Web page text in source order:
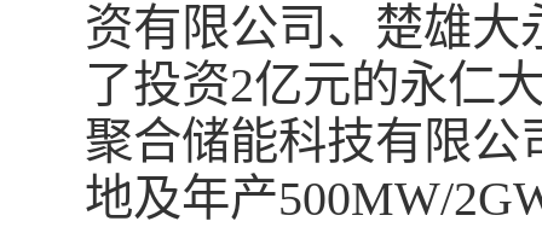
资有限公司、楚雄
了投资2亿元的永仁
聚合储能科技有限公
地及年产500MW/